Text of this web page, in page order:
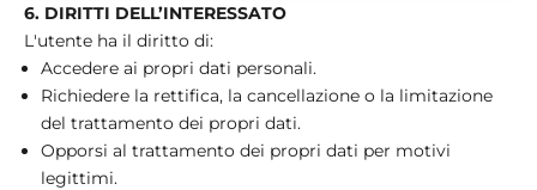
6. DIRITTI DELL’INTERESSATO
L'utente ha il diritto di:
Accedere ai propri dati personali.
Richiedere la rettifica, la cancellazione o la limitazione
del trattamento dei propri dati.
Opporsi al trattamento dei propri dati per motivi
legittimi.